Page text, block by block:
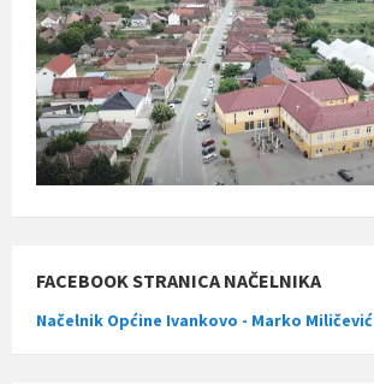
FACEBOOK STRANICA NAČELNIKA
Načelnik Općine Ivankovo - Marko Miličević